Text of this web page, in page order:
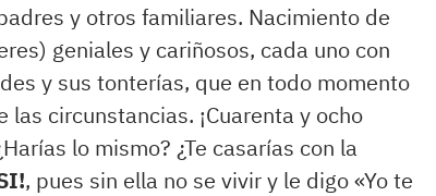
y otros familiares. Nacimiento de
geniales y cariñosos, cada uno con
y sus tonterías, que en todo momento
circunstancias. ¡Cuarenta y ocho
lo mismo? ¿Te casarías con la
, pues sin ella no se vivir y le digo «Yo te